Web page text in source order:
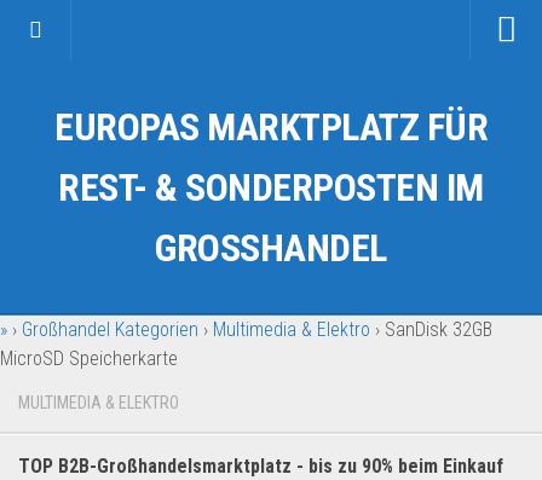
Kategorien
Auto & Motorrad
Fahrzeuge & Transport
Garten & Werkzeug
Geschäft, Büro & Schreibwaren
Geschenkartikel
EUROPAS MARKTPLATZ FÜR
REST- & SONDERPOSTEN IM
GROSSHANDEL
» › Großhandel Kategorien › Multimedia & Elektro › SanDisk 32GB
MicroSD Speicherkarte
MULTIMEDIA & ELEKTRO
TOP B2B-Großhandelsmarktplatz - bis zu 90% beim Einkauf